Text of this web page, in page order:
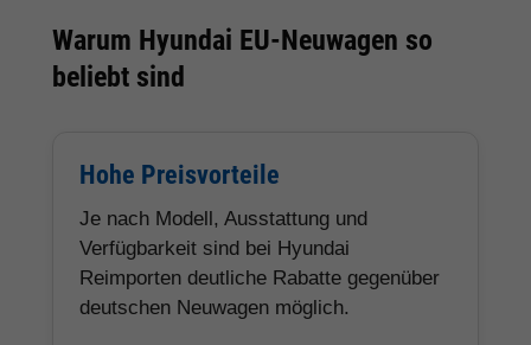
Warum Hyundai EU-Neuwagen so
beliebt sind
Hohe Preisvorteile
Je nach Modell, Ausstattung und
Verfügbarkeit sind bei Hyundai
Reimporten deutliche Rabatte gegenüber
deutschen Neuwagen möglich.